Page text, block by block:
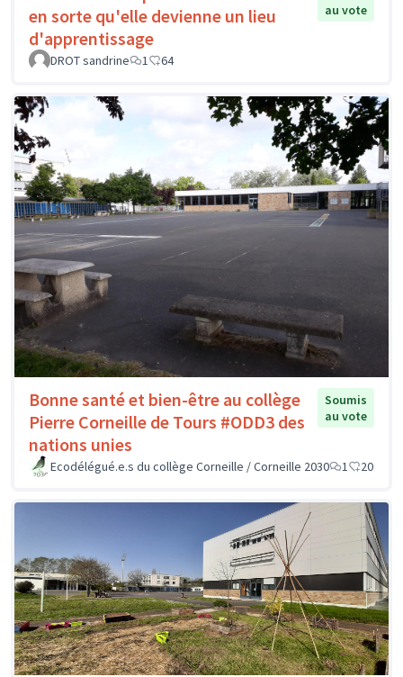
en sorte qu'elle devienne un lieu
d'apprentissage
au vote
DROT sandrine 1 64
Bonne santé et bien-être au collège
Pierre Corneille de Tours #ODD3 des
nations unies
Soumis
au vote
Ecodélégué.e.s du collège Corneille / Corneille 2030 1 20